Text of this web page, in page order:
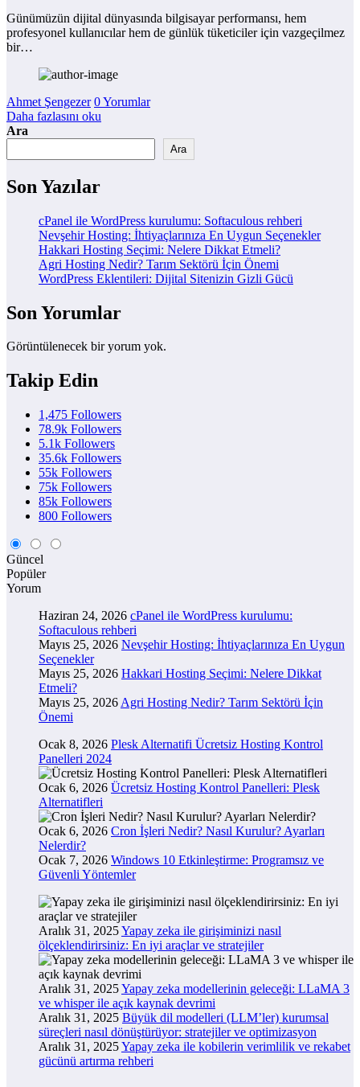
Günümüzün dijital dünyasında bilgisayar performansı, hem
profesyonel kullanıcılar hem de günlük tüketiciler için vazgeçilmez
bir…
Ahmet Şengezer 0 Yorumlar
Daha fazlasını oku
Ara
Ara
Son Yazılar
cPanel ile WordPress kurulumu: Softaculous rehberi
Nevşehir Hosting: İhtiyaçlarınıza En Uygun Seçenekler
Hakkari Hosting Seçimi: Nelere Dikkat Etmeli?
Agri Hosting Nedir? Tarım Sektörü İçin Önemi
WordPress Eklentileri: Dijital Sitenizin Gizli Gücü
Son Yorumlar
Görüntülenecek bir yorum yok.
Takip Edin
1,475 Followers
78.9k Followers
5.1k Followers
35.6k Followers
55k Followers
75k Followers
85k Followers
800 Followers
Güncel
Popüler
Yorum
Haziran 24, 2026 cPanel ile WordPress kurulumu:
Softaculous rehberi
Mayıs 25, 2026 Nevşehir Hosting: İhtiyaçlarınıza En Uygun
Seçenekler
Mayıs 25, 2026 Hakkari Hosting Seçimi: Nelere Dikkat
Etmeli?
Mayıs 25, 2026 Agri Hosting Nedir? Tarım Sektörü İçin
Önemi
Ocak 8, 2026 Plesk Alternatifi Ücretsiz Hosting Kontrol
Panelleri 2024
Ocak 6, 2026 Ücretsiz Hosting Kontrol Panelleri: Plesk
Alternatifleri
Ocak 6, 2026 Cron İşleri Nedir? Nasıl Kurulur? Ayarları
Nelerdir?
Ocak 7, 2026 Windows 10 Etkinleştirme: Programsız ve
Güvenli Yöntemler
Aralık 31, 2025Yapay zeka ile girişiminizi nasıl
ölçeklendirirsiniz: En iyi araçlar ve stratejiler
Aralık 31, 2025Yapay zeka modellerinin geleceği: LLaMA 3
ve whisper ile açık kaynak devrimi
Aralık 31, 2025 Büyük dil modelleri (LLM’ler) kurumsal
süreçleri nasıl dönüştürüyor: stratejiler ve optimizasyon
Aralık 31, 2025Yapay zeka ile kobilerin verimlilik ve rekabet
gücünü artırma rehberi